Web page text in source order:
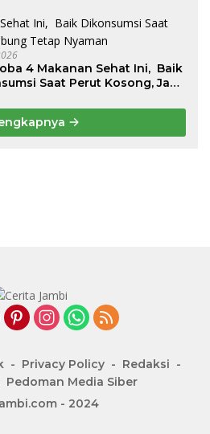
4 Makanan Sehat Ini, Baik
Saat Perut Kosong, Jaga
Privacy Policy
Redaksi
Pedoman Media Siber
- 2024